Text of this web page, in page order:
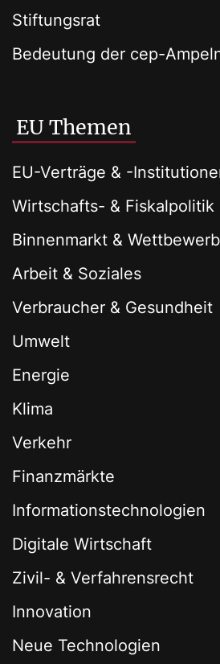
Stiftungsrat
Bedeutung der cep-
EU Themen
EU-Verträge & -
Wirtschafts- & Fiskalpolitik
Binnenmarkt & Wettbewerb
Arbeit & Soziales
Verbraucher & Gesundheit
Umwelt
Energie
Klima
Verkehr
Finanzmärkte
Informationstechnologien
Digitale Wirtschaft
Zivil- & Verfahrensrecht
Innovation
Neue Technologien